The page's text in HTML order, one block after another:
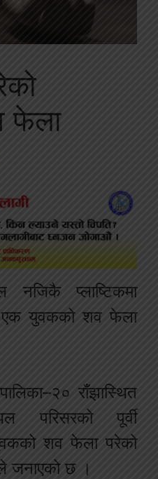
फेला
नजिकै प्लाष्टिकमा
युवकको शव फेला
राँझास्थित
परिसरको पूर्वी
शव फेला परेको
जनाएको छ ।